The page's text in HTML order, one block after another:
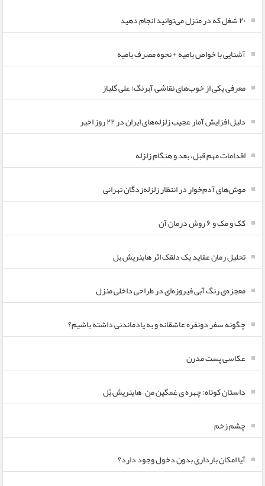
۲۰ شغل که در منزل می‌توانید انجام دهید
آشنایی با خواص بامیه + نحوه مصرف بامیه
معرفی یکی از خوب‌های نقاشی آبرنگ؛ علی گلباز
دلیل افزایش آمار عجیب زلزله‌های ایران در ۲۲ روز اخیر
اقدامات مهم قبل، بعد و هنگام زلزله
موش‌های آدم‌خوار در انتظار زلزله‌زدگان تهرانی
کک و مک و ۶ روش درمان آن
تحلیل رمان عقاید یک دلقک اثر هاینریش بل
معجزه‌ی رنگ آبی فیروزه‌ای در طراحی داخلی منزل
چگونه سفر دونفره عاشقانه و به یادماندنی داشته باشیم؟
عکاسی پست مدرن
داستان کوتاه: چهره ی غمگین من – هاینریش بُل
چشم زخم
آیا امکان بارداری بدون دخول وجود دارد؟